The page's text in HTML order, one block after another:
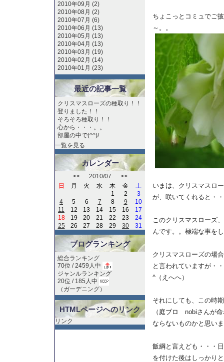
ちょこっとコミュでご
～。。
いまは、クリスマスロ
が、咲いてくれると・
このクリスマスローズ
んです。。極端な事を
クリスマスローズの場
と言われていますが・
^（えへへ）
それにしても、この時
（庭ブロ nobiさんが
ならないものかと思い
飯綱と言えども・・・
を付けた後はしっかり
2010年09月 (2)
2010年08月 (2)
2010年07月 (6)
2010年06月 (13)
2010年05月 (13)
2010年04月 (13)
2010年03月 (19)
2010年02月 (14)
2010年01月 (23)
最近の記事一覧
クリスマスローズの種取り！！
登りました！！
そろそろ種取り！！
心から・・・。。
部屋の中で(^^)/
一覧を見る
カレンダー
<<2010/07 >>
日
月 火 水 木 金
土
1
2
3
4
5 6 7 8 9
10
11
12 13 14 15 16
17
18
19 20 21 22 23
24
25
26 27 28 29 30 31
ブログランキング
総合ランキング
70位 / 2459人中
ジャンルランキング
20位 / 185人中
（ ガーデニング）
HTMLページへのリンク
リンク